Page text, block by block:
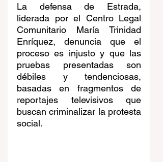
La defensa de Estrada,
liderada por el Centro Legal
Comunitario María Trinidad
Enríquez, denuncia que el
proceso es injusto y que las
pruebas presentadas son
débiles y tendenciosas,
basadas en fragmentos de
reportajes televisivos que
buscan criminalizar la protesta
social.